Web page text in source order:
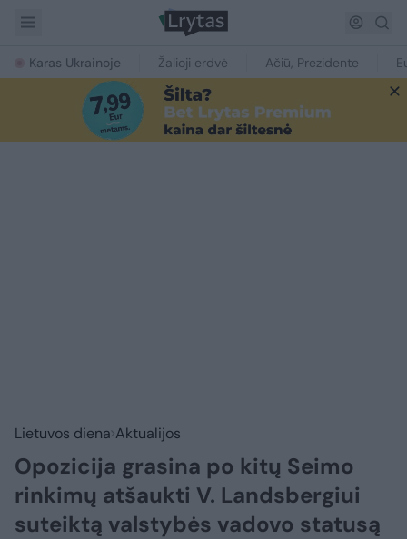
Karas Ukrainoje Žalioji erdvė Ačiū, Prezidente
Lietuvos diena Aktualijos
Opozicija grasina po kitų Seimo
rinkimų atšaukti V. Landsbergiui
suteiktą valstybės vadovo statusą